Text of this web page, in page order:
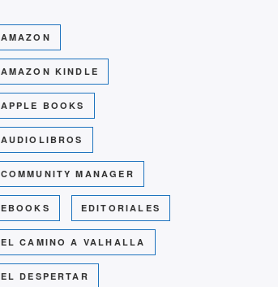
AMAZON
AMAZON KINDLE
APPLE BOOKS
AUDIOLIBROS
COMMUNITY MANAGER
EBOOKS EDITORIALES
EL CAMINO A VALHALLA
EL DESPERTAR